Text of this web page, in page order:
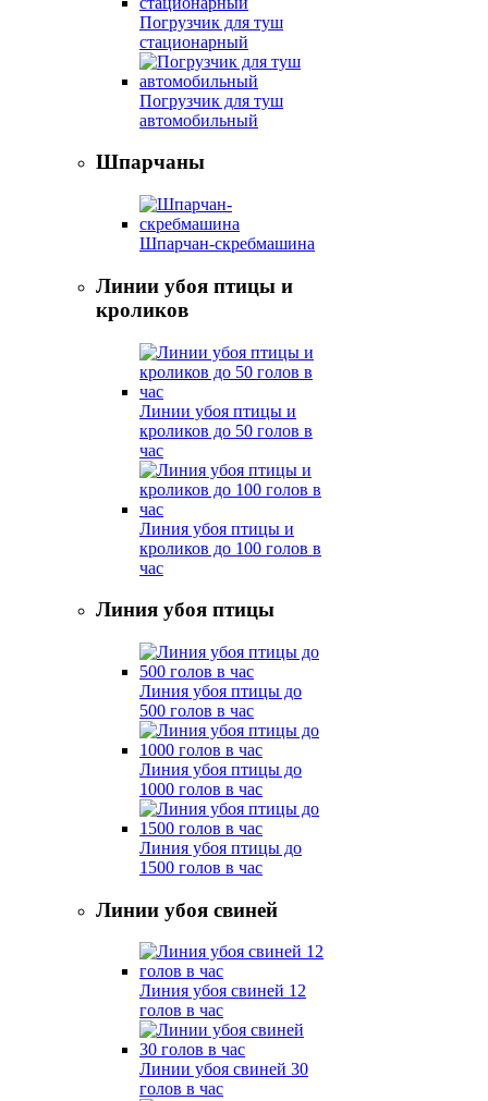
Погрузчик для туш
стационарный
Погрузчик для туш
автомобильный
Шпарчаны
Шпарчан-скребмашина
Линии убоя птицы и
кроликов
Линии убоя птицы и
кроликов до 50 голов в
час
Линия убоя птицы и
кроликов до 100 голов в
час
Линия убоя птицы
Линия убоя птицы до
500 голов в час
Линия убоя птицы до
1000 голов в час
Линия убоя птицы до
1500 голов в час
Линии убоя свиней
Линия убоя свиней 12
голов в час
Линии убоя свиней 30
голов в час